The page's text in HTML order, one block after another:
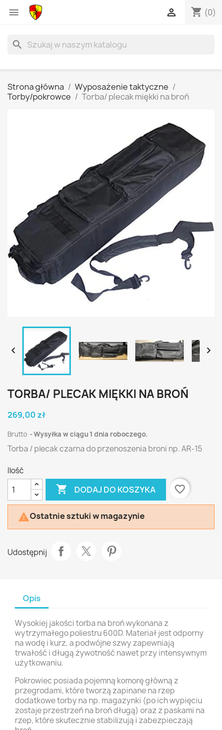
 shopping_cart (0)

search
Strona główna
Wyposażenie taktyczne
Torby/pokrowce
Torba/ plecak miękki na broń
 
TORBA/ PLECAK MIĘKKI NA BROŃ
269,00 zł
Brutto Wysyłka w ciągu 1 dnia roboczego.
Torba / plecak czarna do przenoszenia broni np. AR-15
Ilość
 DODAJ DO KOSZYKA favorite_border
Ostatnie sztuki w magazynie
Udostępnij
Opis
Wysokiej jakości torba na broń wykonana z
wytrzymałego poliestru 600D. Materiał jest odporny
na wodę i kurz, a podwójne szwy zapewniają
trwałość i długą żywotność nawet przy intensywnym
użytkowaniu.
Pokrowiec posiada pojemną komorę główną z
przegrodami, które tworzą zapinane na rzep
dodatkowe torby na np. magazynki (po ich wypięciu
zostaje przestrzeń na broń długą) oraz z paskami na
rzep, które skutecznie stabilizują i zabezpieczają